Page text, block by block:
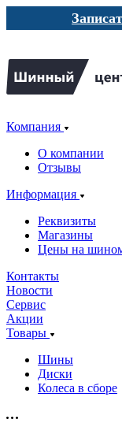
Компания
О компании
Отзывы
Информация
Реквизиты
Магазины
Цены на
Контакты
Новости
Сервис
Акции
Товары
Шины
Диски
Колеса в сборе